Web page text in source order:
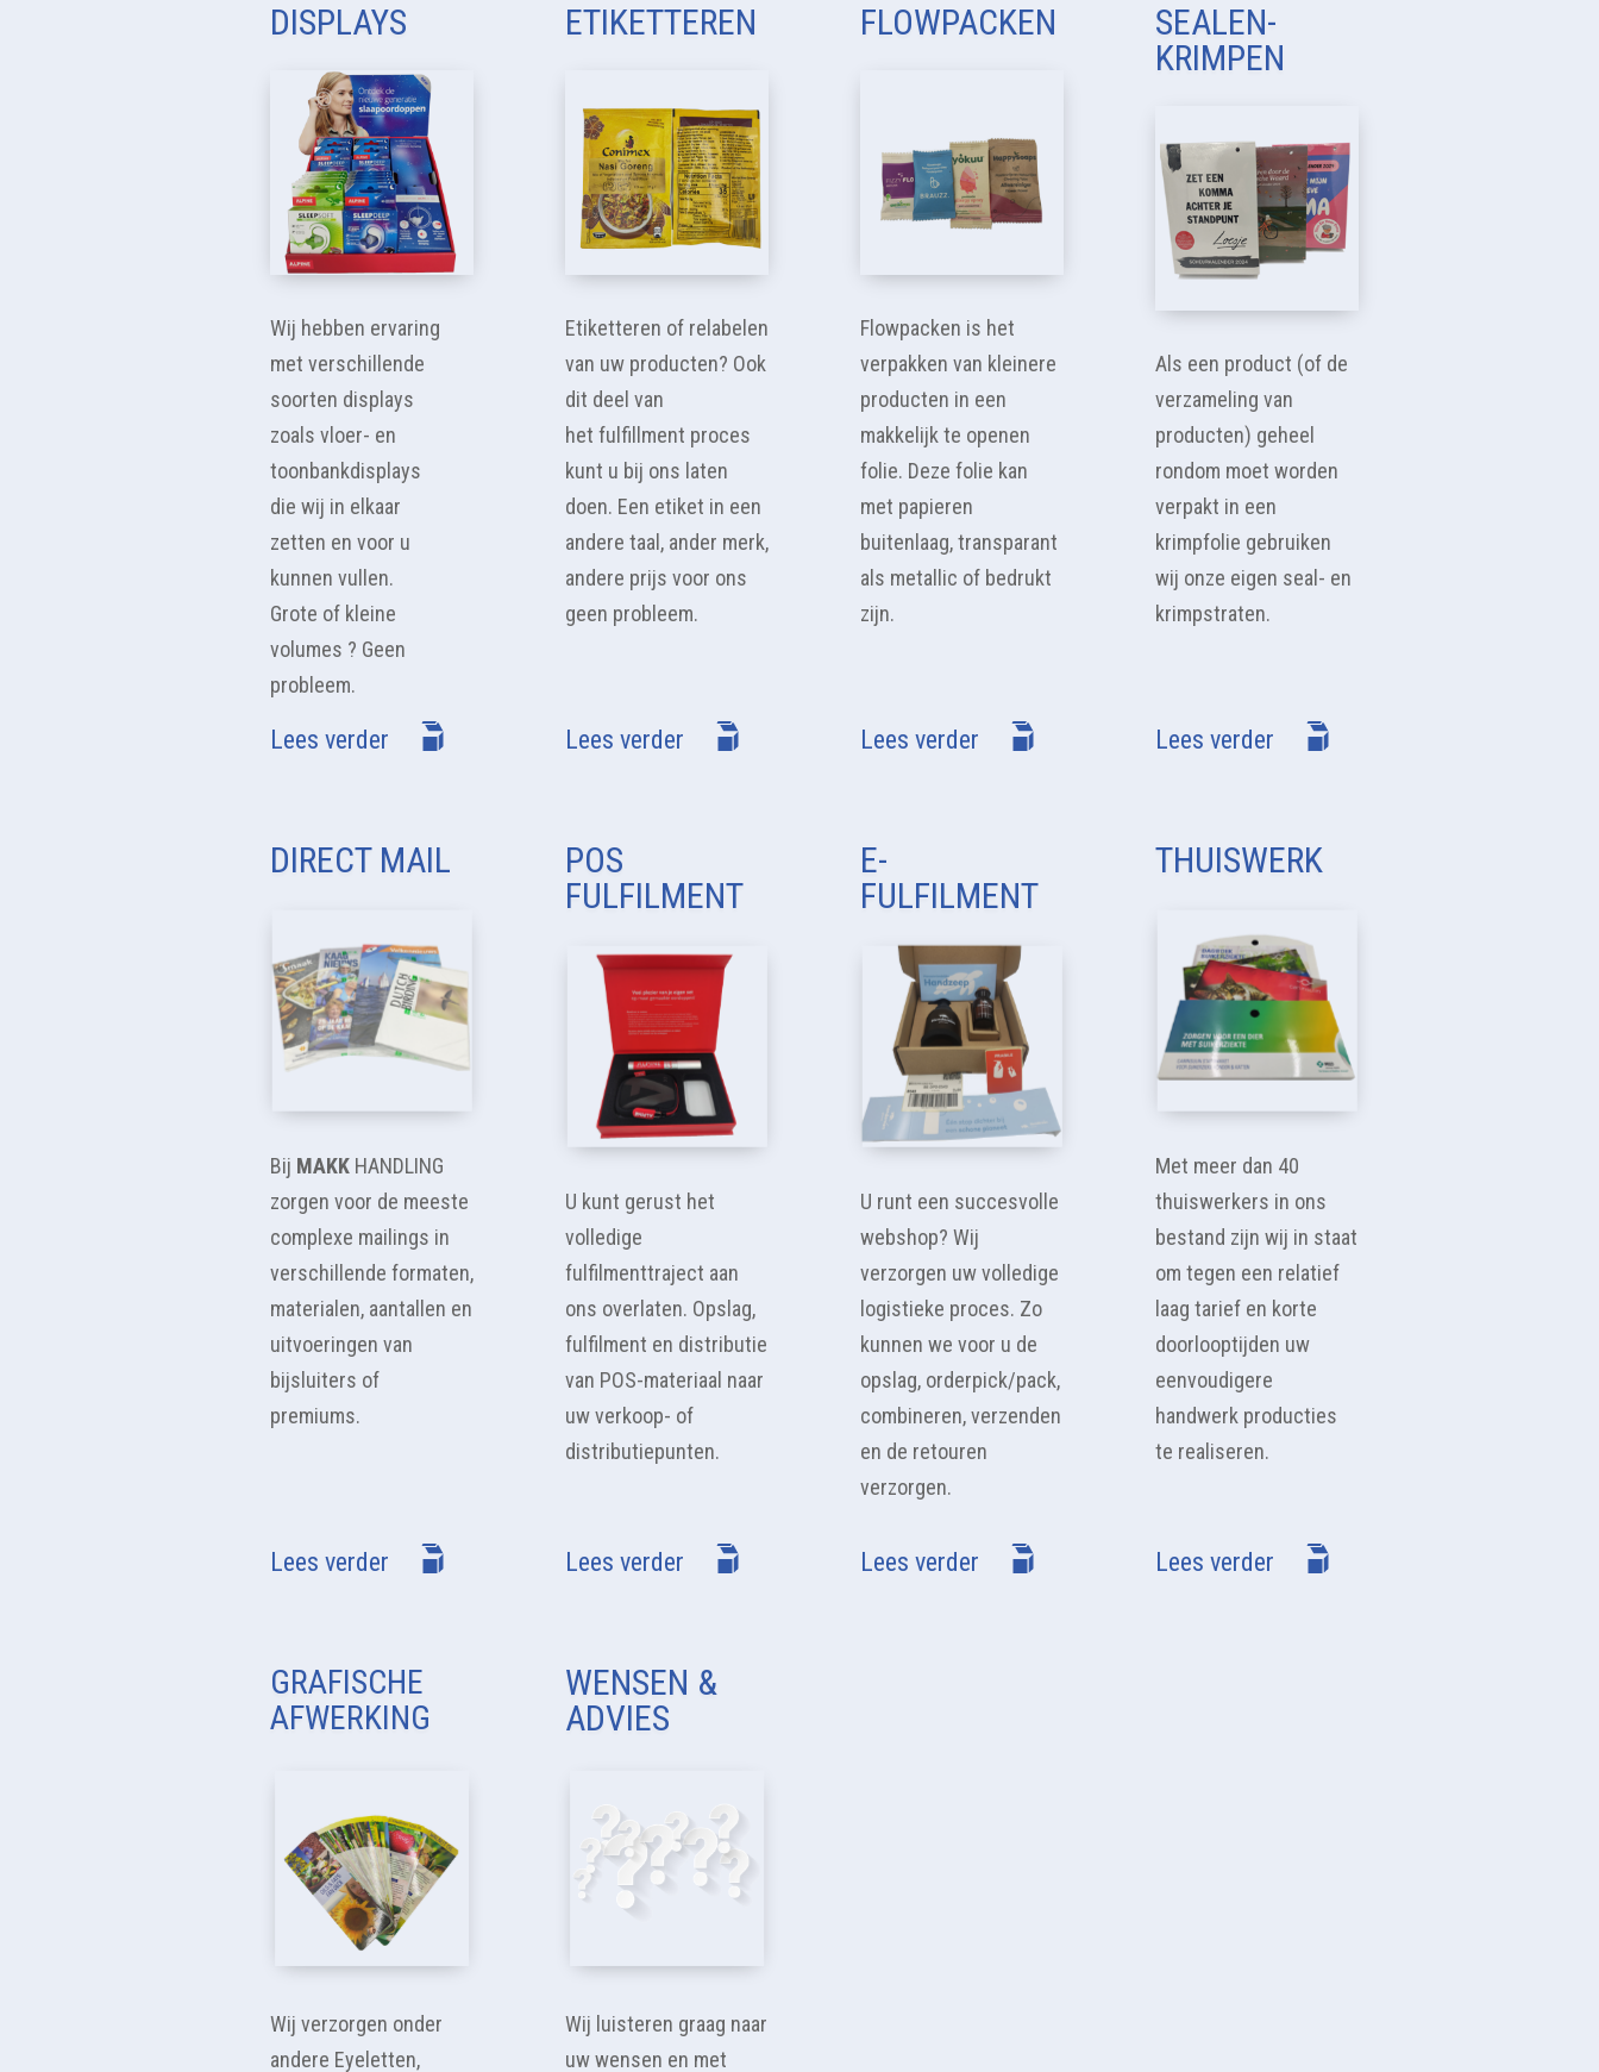
DISPLAYS
Wij hebben ervaring
met verschillende
soorten displays
zoals vloer- en
toonbankdisplays
die wij in elkaar
zetten en voor u
kunnen vullen.
Grote of kleine
volumes ? Geen
probleem.
Lees verder
ETIKETTEREN
Etiketteren of relabelen
van uw producten? Ook
dit deel van
het fulfillment proces
kunt u bij ons laten
doen. Een etiket in een
andere taal, ander merk,
andere prijs voor ons
geen probleem.
Lees verder
FLOWPACKEN
Flowpacken is het
verpakken van kleinere
producten in een
makkelijk te openen
folie. Deze folie kan
met papieren
buitenlaag, transparant
als metallic of bedrukt
zijn.
Lees verder
SEALEN-
KRIMPEN
Als een product (of de
verzameling van
producten) geheel
rondom moet worden
verpakt in een
krimpfolie gebruiken
wij onze eigen seal- en
krimpstraten.
Lees verder
DIRECT MAIL
Bij MAKKHANDLING
zorgen voor de meeste
complexe mailings in
verschillende formaten,
materialen, aantallen en
uitvoeringen van
bijsluiters of
premiums.
Lees verder
POS
FULFILMENT
U kunt gerust het
volledige
fulfilmenttraject aan
ons overlaten. Opslag,
fulfilment en distributie
van POS-materiaal naar
uw verkoop- of
distributiepunten.
Lees verder
E-
FULFILMENT
U runt een succesvolle
webshop? Wij
verzorgen uw volledige
logistieke proces. Zo
kunnen we voor u de
opslag, orderpick/pack,
combineren, verzenden
en de retouren
verzorgen.
Lees verder
THUISWERK
Met meer dan 40
thuiswerkers in ons
bestand zijn wij in staat
om tegen een relatief
laag tarief en korte
doorlooptijden uw
eenvoudigere
handwerk producties
te realiseren.
Lees verder
GRAFISCHE
AFWERKING
Wij verzorgen onder
andere Eyeletten,
WENSEN &
ADVIES
Wij luisteren graag naar
uw wensen en met